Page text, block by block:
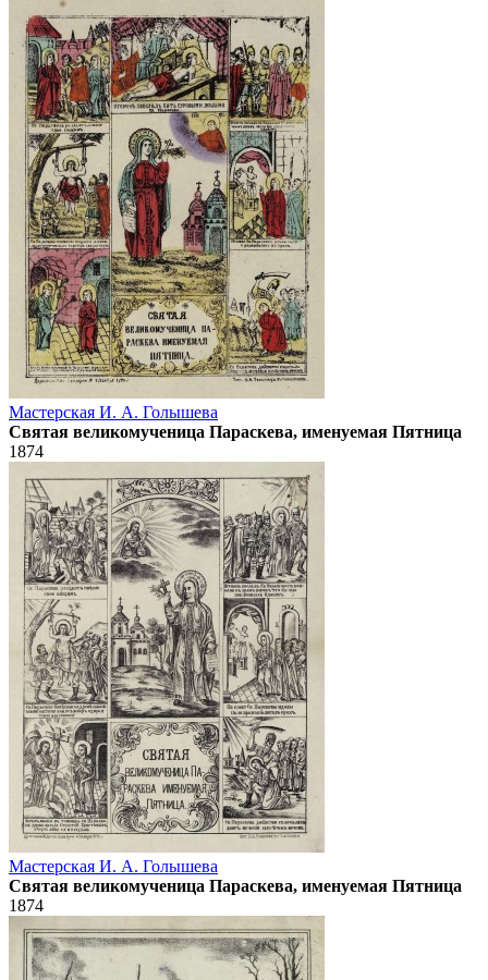
Мастерская И. А. Голышева
Святая великомученица Параскева, именуемая Пятница
1874
Мастерская И. А. Голышева
Святая великомученица Параскева, именуемая Пятница
1874